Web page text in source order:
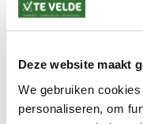
Deze website maakt
We gebruiken
personaliseren, om
(bij
*) Voor grotere
Kijk hier voor
Waar